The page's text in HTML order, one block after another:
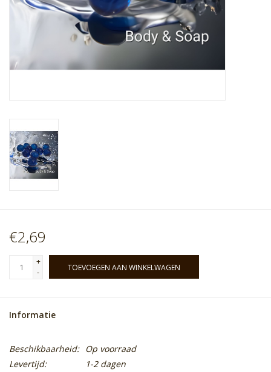
Women's Collection
€2,69
+
-
TOEVOEGEN AAN WINKELWAGEN
Informatie
Beschikbaarheid: Op voorraad
Levertijd:
1-2 dagen